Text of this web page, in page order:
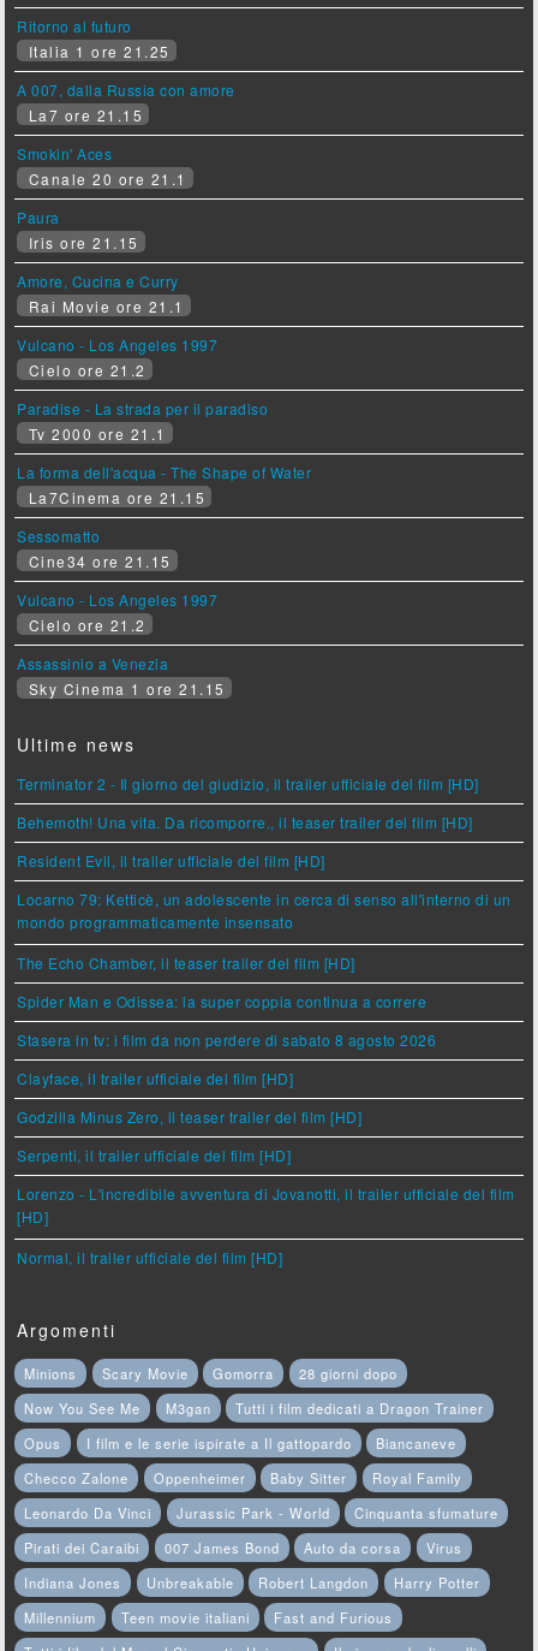
Ritorno al futuro
Italia 1 ore 21.25
A 007, dalla Russia con amore
La7 ore 21.15
Smokin' Aces
Canale 20 ore 21.1
Paura
Iris ore 21.15
Amore, Cucina e Curry
Rai Movie ore 21.1
Vulcano - Los Angeles 1997
Cielo ore 21.2
Paradise - La strada per il paradiso
Tv 2000 ore 21.1
La forma dell'acqua - The Shape of Water
La7Cinema ore 21.15
Sessomatto
Cine34 ore 21.15
Vulcano - Los Angeles 1997
Cielo ore 21.2
Assassinio a Venezia
Sky Cinema 1 ore 21.15
Ultime news
Terminator 2 - Il giorno del giudizio, il trailer ufficiale del film [HD]
Behemoth! Una vita. Da ricomporre., il teaser trailer del film [HD]
Resident Evil, il trailer ufficiale del film [HD]
Locarno 79: Ketticè, un adolescente in cerca di senso all'interno di un
mondo programmaticamente insensato
The Echo Chamber, il teaser trailer del film [HD]
Spider Man e Odissea: la super coppia continua a correre
Stasera in tv: i film da non perdere di sabato 8 agosto 2026
Clayface, il trailer ufficiale del film [HD]
Godzilla Minus Zero, il teaser trailer del film [HD]
Serpenti, il trailer ufficiale del film [HD]
Lorenzo - L'incredibile avventura di Jovanotti, il trailer ufficiale del film
[HD]
Normal, il trailer ufficiale del film [HD]
Argomenti
Minions Scary Movie Gomorra
28 giorni dopo
Now You See Me
M3gan
Tutti i film dedicati a Dragon Trainer
Opus
I film e le serie ispirate a Il gattopardo
Biancaneve
Checco Zalone
Oppenheimer Baby Sitter
Royal Family
Leonardo Da Vinci
Jurassic Park - World
Cinquanta sfumature
Pirati dei Caraibi
007 James Bond Auto da corsa
Virus
Indiana Jones
Unbreakable Robert Langdon
Harry Potter
Millennium
Teen movie italiani
Fast and Furious